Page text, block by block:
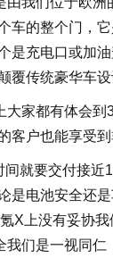
车的整个门，
是充电口或加
传统豪华车设
都有体会到
客户也能享受到
要交付接近
是电池安全还
X上没有妥协
们是一视同